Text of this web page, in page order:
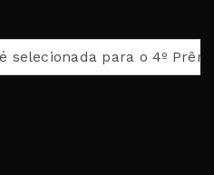
para o 4º Prêmio Rio